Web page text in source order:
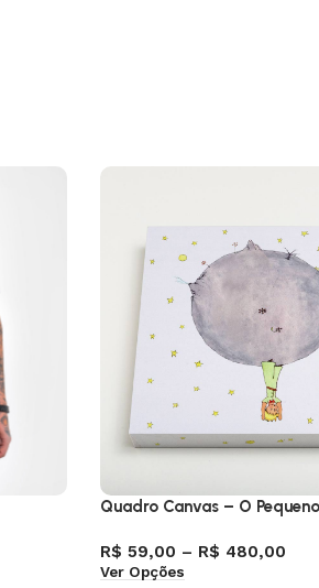
Quadro Canvas – O
R$ 59,00 – R$ 480,00
Ver Opções